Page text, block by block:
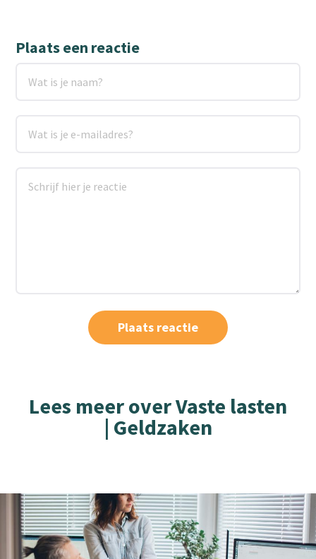
Plaats een reactie
Lees meer over Vaste lasten
| Geldzaken